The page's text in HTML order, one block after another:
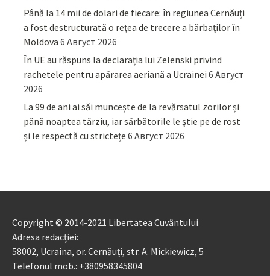
Până la 14 mii de dolari de fiecare: în regiunea Cernăuți
a fost destructurată o rețea de trecere a bărbaților în
Moldova 6 Август 2026
În UE au răspuns la declarația lui Zelenski privind
rachetele pentru apărarea aeriană a Ucrainei 6 Август
2026
La 99 de ani ai săi muncește de la revărsatul zorilor și
până noaptea târziu, iar sărbătorile le știe pe de rost
și le respectă cu strictețe 6 Август 2026
Copyright © 2014-2021 Libertatea Cuvântului
Adresa redacției:
58002, Ucraina, or. Cernăuți, str. A. Mickiewicz, 5
Telefonul mob.: +380958345804